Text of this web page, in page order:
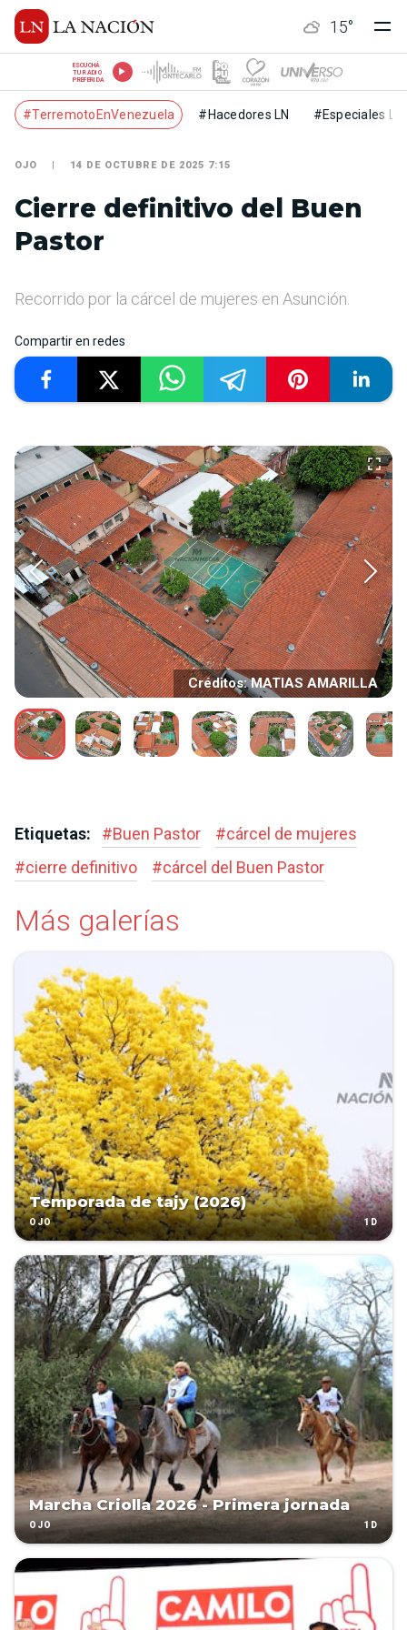
15°
ESCUCHÁ
TU RADIO
PREFERIDA
#TerremotoEnVenezuela #Hacedores LN #Especiales LN
OJO 14 DE OCTUBRE DE 2025 7:15
Cierre definitivo del Buen
Pastor
Recorrido por la cárcel de mujeres en Asunción.
Compartir en redes
Créditos: MATIAS AMARILLA
Etiquetas: #Buen Pastor #cárcel de mujeres
#cierre definitivo #cárcel del Buen Pastor
Más galerías
Temporada de tajy (2026)
OJO 1D
Marcha Criolla 2026 - Primera jornada
OJO 1D